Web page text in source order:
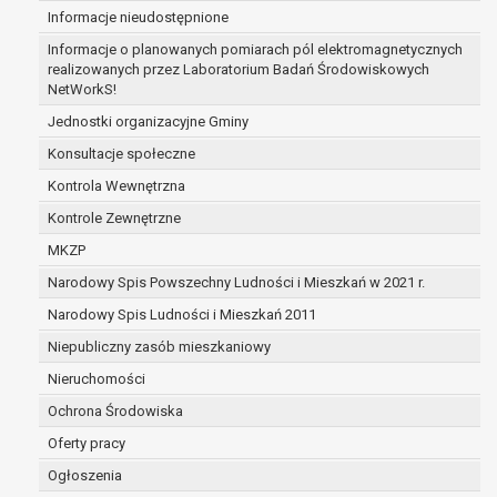
Informacje nieudostępnione
Informacje o planowanych pomiarach pól elektromagnetycznych
realizowanych przez Laboratorium Badań Środowiskowych
NetWorkS!
Jednostki organizacyjne Gminy
Konsultacje społeczne
Kontrola Wewnętrzna
Kontrole Zewnętrzne
MKZP
Narodowy Spis Powszechny Ludności i Mieszkań w 2021 r.
Narodowy Spis Ludności i Mieszkań 2011
Niepubliczny zasób mieszkaniowy
Nieruchomości
Ochrona Środowiska
Oferty pracy
Ogłoszenia
zabezpieczenia ewentualnych roszczeń, a w
przypadku wyrażenia zgody na przetwarzanie
danych po zakończeniu i rozliczeniu umowy, do
czasu wycofania tej zgody.
Ponadto w przypadku umów o dofinansowanie
dane osobowe od momentu pozyskania
przechowywane są przez okres wynikający z
umowy o dofinansowanie zawartej między
beneficjentem a określoną instytucją, trwałości
danego projektu i konieczności zachowania
dokumentacji projektu do celów kontrolnych.
W związku z przetwarzaniem przez
administratora danych osobowych przysługuje
Pani/Panu:
prawo dostępu do treści danych oraz
otrzymywania ich kopii na podstawie art. 15
RODO;
podstawie art. 16 RODO,